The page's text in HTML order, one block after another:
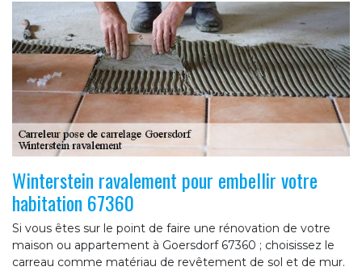
Winterstein ravalement pour embellir votre
habitation 67360
Si vous êtes sur le point de faire une rénovation de votre
maison ou appartement à Goersdorf 67360 ; choisissez le
carreau comme matériau de revêtement de sol et de mur.